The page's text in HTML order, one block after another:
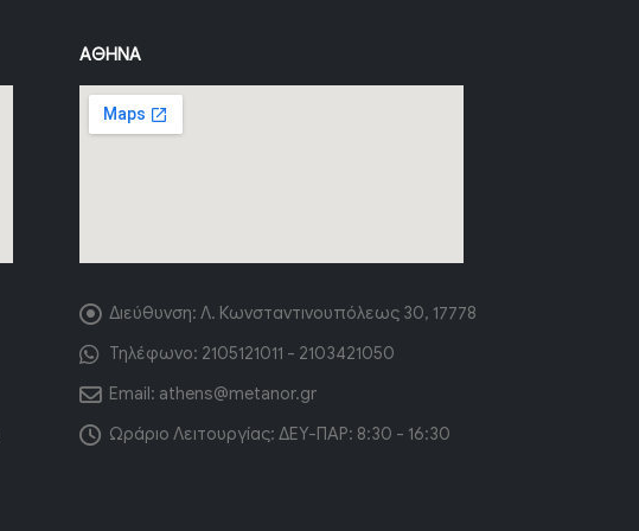
ΑΘΉΝΑ
Διεύθυνση: Λ. Κωνσταντινουπόλεως 30, 17778
Τηλέφωνο: 2105121011 - 2103421050
Email: athens@metanor.gr
Ωράριο Λειτουργίας: ΔΕΥ-ΠΑΡ: 8:30 - 16:30